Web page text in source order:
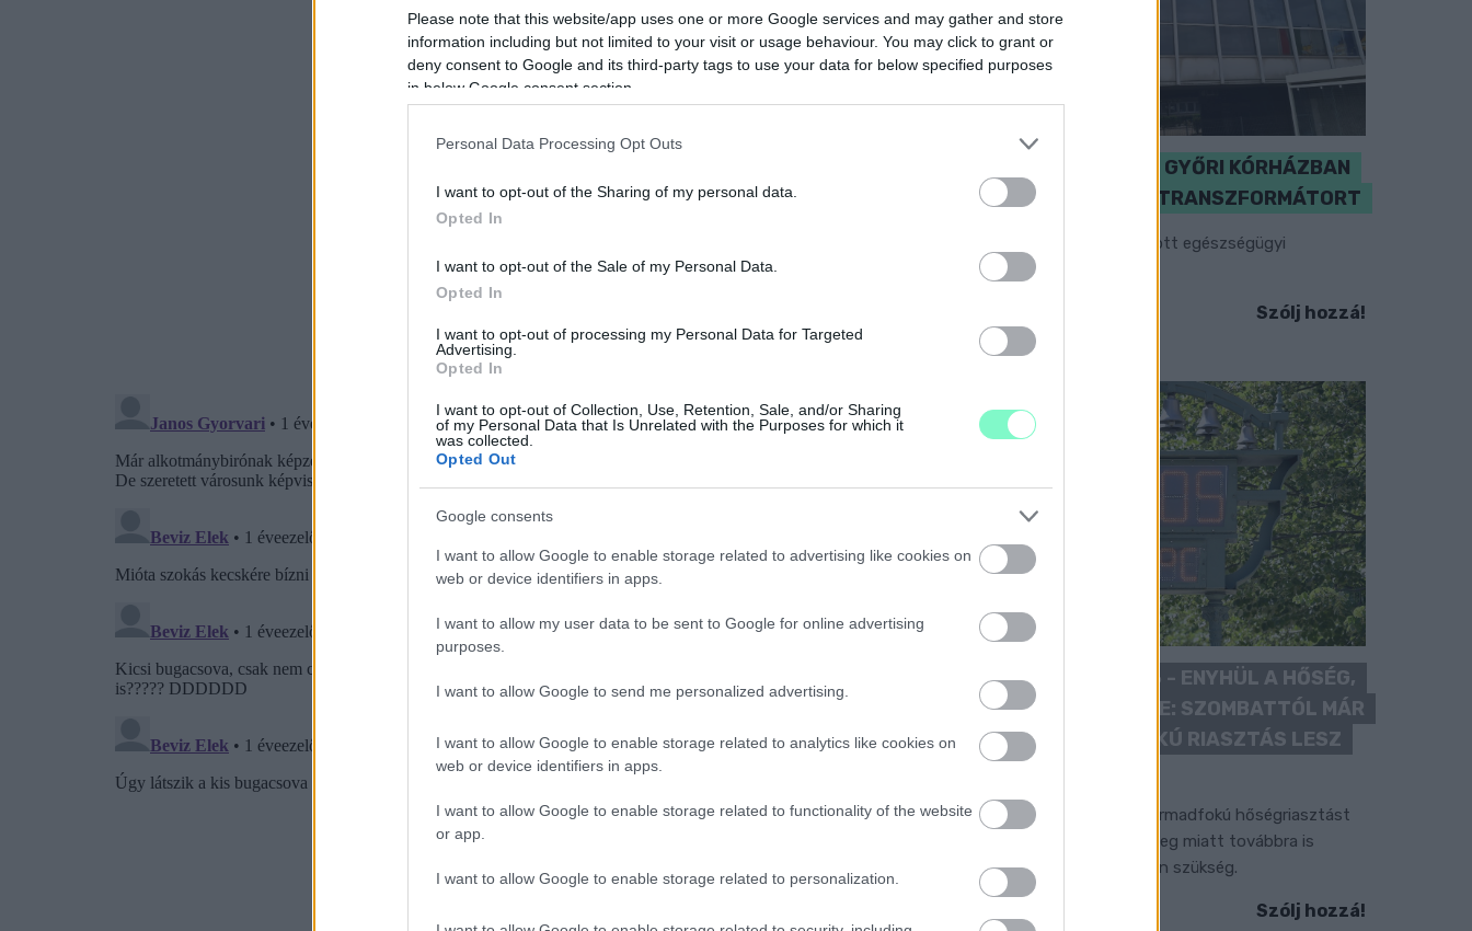
Please note that this website/app uses one or more Google services and may gather and store
information including but not limited to your visit or usage behaviour. You may click to grant or
deny consent to Google and its third-party tags to use your data for below specified purposes
in below Google consent section.
Personal Data Processing Opt Outs
I want to opt-out of the Sharing of my personal data.
Opted In
I want to opt-out of the Sale of my Personal Data.
Opted In
I want to opt-out of processing my Personal Data for Targeted
Advertising.
Opted In
I want to opt-out of Collection, Use, Retention, Sale, and/or Sharing
of my Personal Data that Is Unrelated with the Purposes for which it
was collected.
Opted Out
Google consents
I want to allow Google to enable storage related to advertising like cookies on
web or device identifiers in apps.
I want to allow my user data to be sent to Google for online advertising
purposes.
I want to allow Google to send me personalized advertising.
I want to allow Google to enable storage related to analytics like cookies on
web or device identifiers in apps.
I want to allow Google to enable storage related to functionality of the website
or app.
I want to allow Google to enable storage related to personalization.
KICSERÉLTÉK A GYŐRI KÓRHÁZBAN
MEGHIBÁSODOTT TRANSZFORMÁTORT
Megkezdték az elhalasztott egészségügyi
ellátásokat.
Szólj hozzá!
KÁNIKULA 2026 - ENYHÜL A HŐSÉG,
DE MÉG NINCS VÉGE: SZOMBATTÓL MÁR
“CSAK” MÁSODFOKÚ RIASZTÁS LESZ
A július vége óta tartó harmadfokú hőségriasztást
mérséklik, de a tartós meleg miatt továbbra is
fokozott óvatosságra van szükség.
Szólj hozzá!